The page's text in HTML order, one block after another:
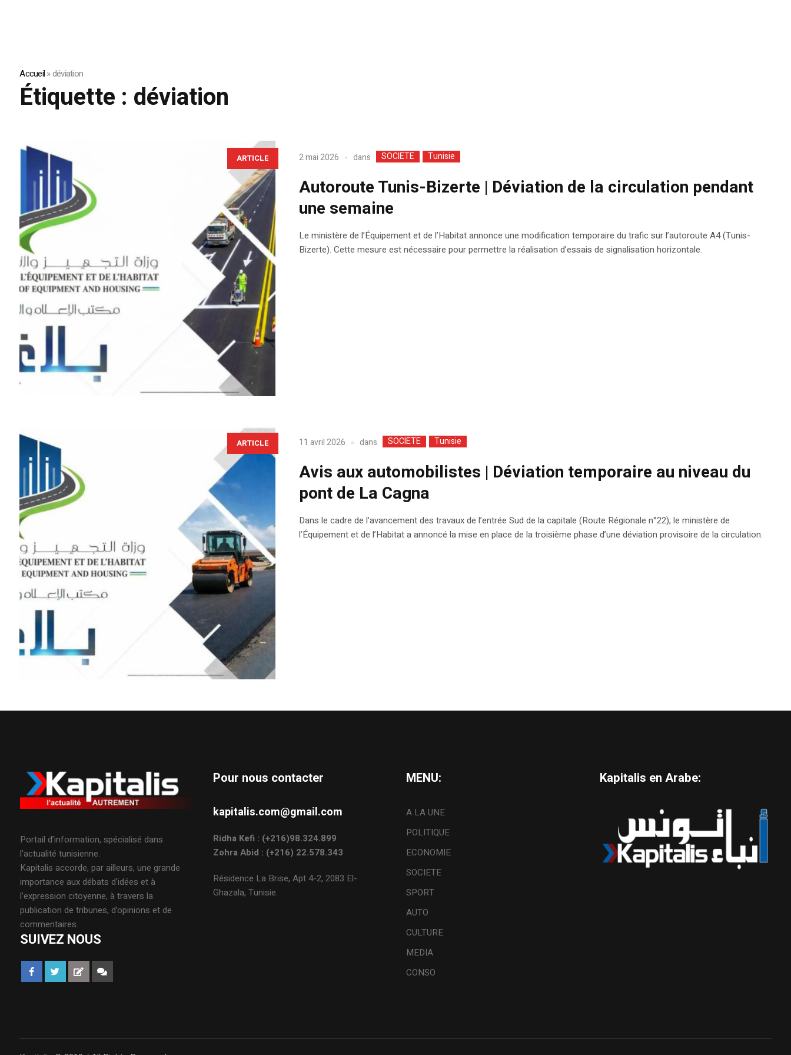
Accueil»déviation
Étiquette : déviation
ARTICLE 2 mai 2026 dans SOCIETE Tunisie
Autoroute Tunis-Bizerte | Déviation de la circulation pendant
une semaine
Le ministère de l’Équipement et de l’Habitat annonce une modification temporaire du trafic sur l’autoroute A4 (Tunis-
Bizerte). Cette mesure est nécessaire pour permettre la réalisation d’essais de signalisation horizontale.
ARTICLE 11 avril 2026 dans SOCIETE Tunisie
Avis aux automobilistes | Déviation temporaire au niveau du
pont de La Cagna
Dans le cadre de l’avancement des travaux de l’entrée Sud de la capitale (Route Régionale n°22), le ministère de
l’Équipement et de l’Habitat a annoncé la mise en place de la troisième phase d’une déviation provisoire de la circulation.
Portail d’information, spécialisé dans
l’actualité tunisienne.
Kapitalis accorde, par ailleurs, une grande
importance aux débats d’idées et à
l’expression citoyenne, à travers la
publication de tribunes, d’opinions et de
commentaires.
SUIVEZ NOUS
Pour nous contacter
kapitalis.com@gmail.com
Ridha Kefi : (+216)98.324.899
Zohra Abid : (+216) 22.578.343
Résidence La Brise, Apt 4-2, 2083 El-
Ghazala, Tunisie.
MENU:
A LA UNE
POLITIQUE
ECONOMIE
SOCIETE
SPORT
AUTO
CULTURE
MEDIA
CONSO
Kapitalis en Arabe: